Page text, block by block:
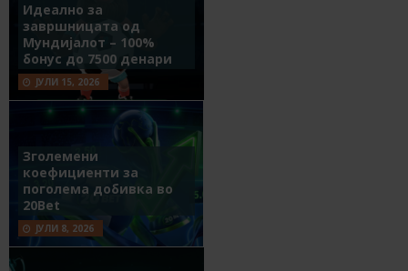
Идеално за
завршницата од
Мундијалот – 100%
бонус до 7500 денари
ЈУЛИ 15, 2026
Зголемени
коефициенти за
поголема добивка во
20Bet
ЈУЛИ 8, 2026